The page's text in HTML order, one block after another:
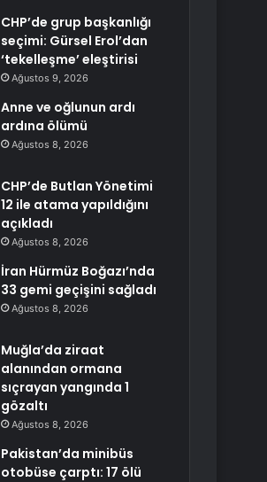
CHP’de grup başkanlığı
seçimi: Gürsel Erol’dan
‘tekelleşme’ eleştirisi
Ağustos 9, 2026
Anne ve oğlunun ardı
ardına ölümü
Ağustos 8, 2026
CHP’de Butlan Yönetimi
12 ile atama yapıldığını
açıkladı
Ağustos 8, 2026
İran Hürmüz Boğazı’nda
33 gemi geçişini sağladı
Ağustos 8, 2026
Muğla’da ziraat
alanından ormana
sıçrayan yangında 1
gözaltı
Ağustos 8, 2026
Pakistan’da minibüs
otobüse çarptı: 17 ölü